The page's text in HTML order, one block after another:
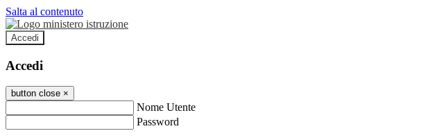
Salta al contenuto
Accedi
Accedi
button close ×
Nome Utente
Password